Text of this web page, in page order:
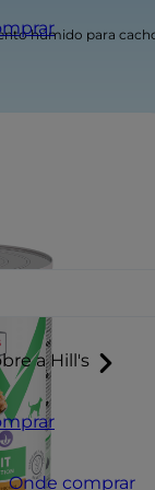
a Hill's
Onde comprar
húmido para